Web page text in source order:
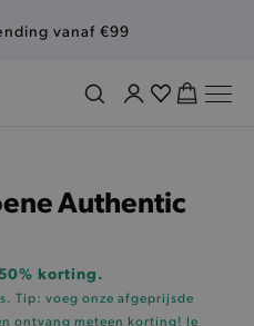
vanaf €99
Authentic
korting.
Tip: voeg onze afgeprijsde
ontvang meteen korting! Je